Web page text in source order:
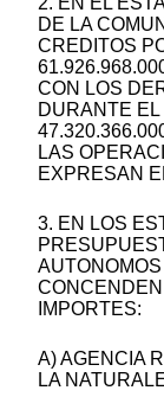
DE LA
CREDITOS
CON LOS
DURANTE
LAS
EXPRESAN
3. EN LOS
IMPORTES:
A) AGENCIA
LA